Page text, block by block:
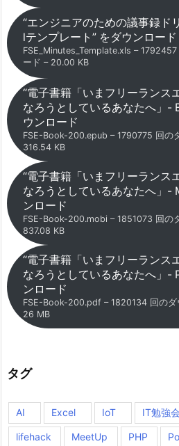
“エンジニアのための議事録ド
lテンプレート” をダウンロード
FSE_Minutes_Template.xls –
ード – 20.00 KB
“電子書籍「いまフリーランス
なろうとしているあなたへ」-
ウンロード
FSE-Book-200.epub – 1790775 回の
316.54 KB
“電子書籍「いまフリーランス
なろうとしているあなたへ」-
ンロード
FSE-Book-200.mobi – 1851073 回の
837.08 KB
“電子書籍「いまフリーランス
なろうとしているあなたへ」-
ンロード
FSE-Book-200.pdf – 1820134 回のダ
26 MB
タグ
AI Excel IoT IT勉強会
lifehack MeetUp PHP